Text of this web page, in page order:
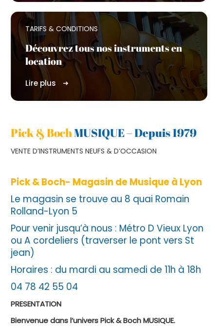
TARIFS & CONDITIONS
Découvrez tous nos instruments en
location
Lire plus
Pick & BochMUSIQUE –Depuis 1979
VENTE D’INSTRUMENTS NEUFS & D’OCCASION
Pick & Boch- Magasin de Musique à Lyon
Le magasin se trouve au 8 quai Romain
Rolland-Lyon 5
Pour venir jusqu’à nous : Métro D Vieux Lyon
ou A cordeliers (traverser le pont vers St
jean)
Horaires : du mardi au samedi de 11h à 18h
04 78 42 55 04
PRESENTATION
Bienvenue dans l’univers Pick & Boch MUSIQUE.